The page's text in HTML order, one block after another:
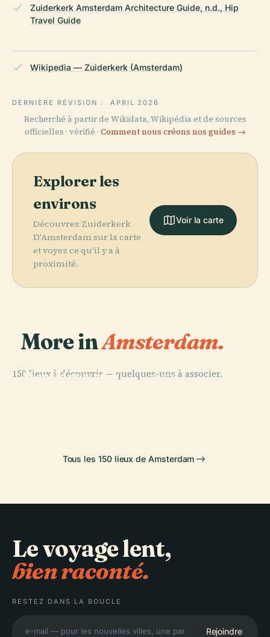
Zuiderkerk Amsterdam Architecture Guide, n.d., Hip
Travel Guide
Wikipedia — Zuiderkerk (Amsterdam)
DERNIÈRE RÉVISION : APRIL 2026
Recherché à partir de Wikidata, Wikipédia et de sources
officielles · vérifié · Comment nous créons nos guides →
Explorer les
environs
Découvrez Zuiderkerk
D'Amsterdam sur la carte
et voyez ce qu'il y a à
proximité.
Voir la carte
More inAmsterdam.
150 lieux à découvrir — quelques-uns à associer.
Wereldmuseum
PLACE
PLACE PLACE
Tous les 150 lieux de Amsterdam
Le voyage lent,
bien raconté.
RESTEZ DANS LA BOUCLE
Rejoindre